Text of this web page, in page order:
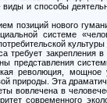
и способы
позиций нового
системе
требует
представления
революция,
природы. Эта
вовлечена в
современного